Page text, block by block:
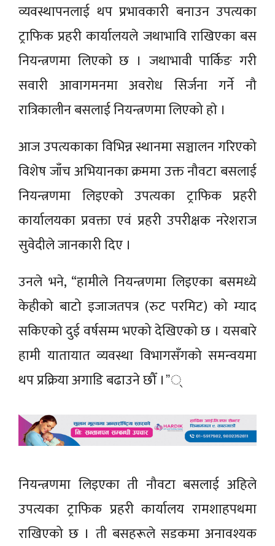
व्यवस्थापनलाई थप प्रभावकारी बनाउन उपत्यका
ट्राफिक प्रहरी कार्यालयले जथाभावि राखिएका बस
नियन्त्रणमा लिएकाे छ । जथाभावी पार्किङ गरी
सवारी आवागमनमा अवरोध सिर्जना गर्ने नौ
रात्रिकालीन बसलाई नियन्त्रणमा लिएको हाे ।
आज उपत्यकाका विभिन्न स्थानमा सञ्चालन गरिएको
विशेष जाँच अभियानका क्रममा उक्त नौवटा बसलाई
नियन्त्रणमा लिइएको उपत्यका ट्राफिक प्रहरी
कार्यालयका प्रवक्ता एवं प्रहरी उपरीक्षक नरेशराज
सुवेदीले जानकारी दिए ।
उनले भने, “हामीले नियन्त्रणमा लिइएका बसमध्ये
केहीको बाटो इजाजतपत्र (रुट परमिट) को म्याद
सकिएको दुई वर्षसम्म भएको देखिएको छ । यसबारे
हामी यातायात व्यवस्था विभागसँगको समन्वयमा
थप प्रक्रिया अगाडि बढाउने छौँ ।”्
नियन्त्रणमा लिइएका ती नौवटा बसलाई अहिले
उपत्यका ट्राफिक प्रहरी कार्यालय रामशाहपथमा
राखिएको छ । ती बसहरूले सडकमा अनावश्यक